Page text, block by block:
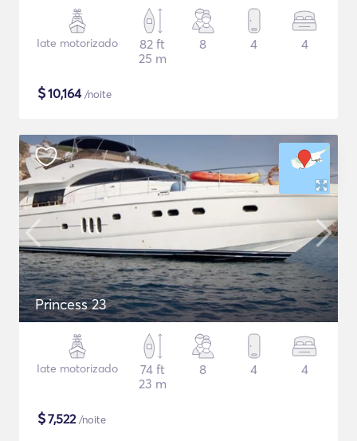
Iate motorizado
82 ft
25 m
8 4 4
$10,164/noite
Princess 23
Iate motorizado
74 ft
23 m
8 4 4
$7,522/noite